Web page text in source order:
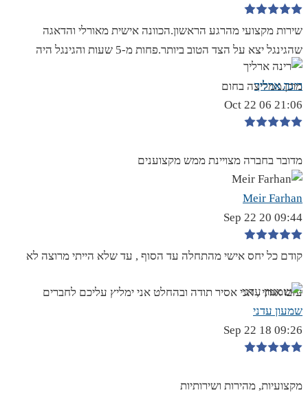
שירות מקצועי מהרגע הראשון.הכוונה אישית מאורלי והדאגה
שהגינגל יצא על הצד הטוב ביותר.פחות מ-5 שעות והגינגל היה
מוכן.ממליצה בחום
רינה ארליך
21:06 06 Oct 22
מדובר בחברה מצויינת ממש מקצוענים
Meir Farhan
09:44 20 Sep 22
קודם כל יחס אישי מהתחלה עד הסוף , עד שלא הייתי מרוצה לא
עזבו אותי , אני אסיר תודה ובהחלט אני ימליץ עליכם לחברים
שמעון עדני
09:26 18 Sep 22
מקצועיות, מהירות ושירותיות